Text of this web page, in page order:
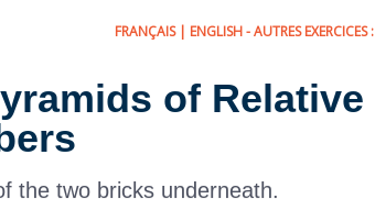
FRANÇAIS| ENGLISH- AUTRES EXERCICES :
of Relative
the two bricks underneath.